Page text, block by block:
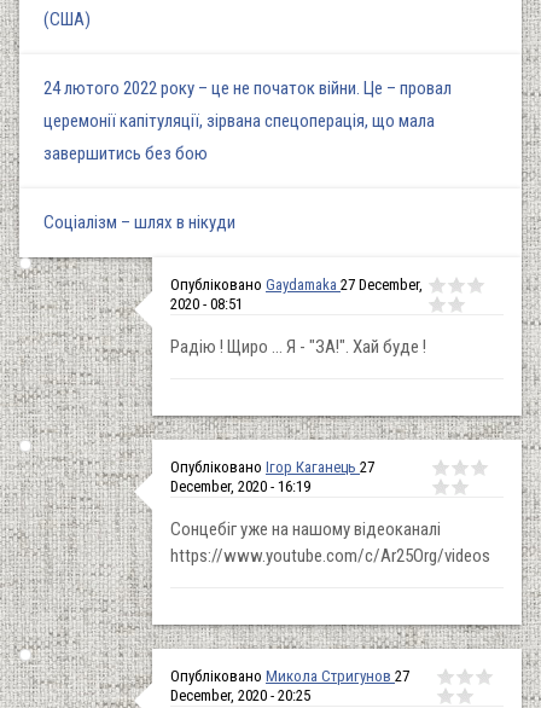
(США)
24 лютого 2022 року – це не початок війни. Це – провал
церемонії капітуляції, зірвана спецоперація, що мала
завершитись без бою
Соціалізм – шлях в нікуди
Опубліковано Gaydamaka 27 December,
2020 - 08:51
Радію ! Щиро ... Я - "ЗА!". Хай буде !
Опубліковано Ігор Каганець 27
December, 2020 - 16:19
Сонцебіг уже на нашому відеоканалі
https://www.youtube.com/c/Ar25Org/videos
Опубліковано Микола Стригунов 27
December, 2020 - 20:25